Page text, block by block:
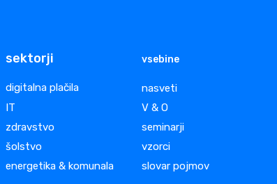
sektorji
digitalna plačila
IT
zdravstvo
šolstvo
energetika & komunala
vsebine
nasveti
V & O
seminarji
vzorci
slovar pojmov